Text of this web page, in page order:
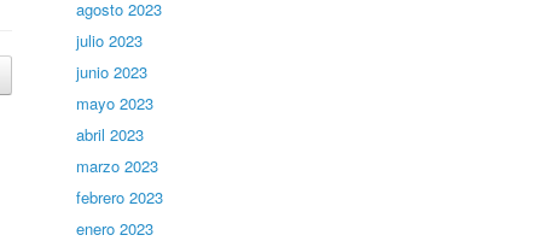
agosto 2023
julio 2023
junio 2023
mayo 2023
abril 2023
marzo 2023
febrero 2023
enero 2023